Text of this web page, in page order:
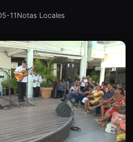
11Notas Locales